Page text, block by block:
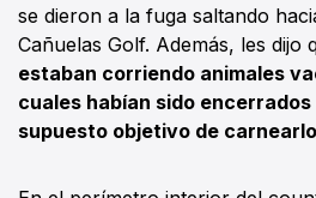
se dieron a la fuga saltando
Cañuelas Golf. Además, les dijo
estaban corriendo animales
cuales habían sido
supuesto objetivo de